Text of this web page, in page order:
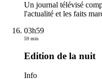
Un journal télévisé
l'actualité et les faits
03h59
59 min
Edition de la nuit
Info